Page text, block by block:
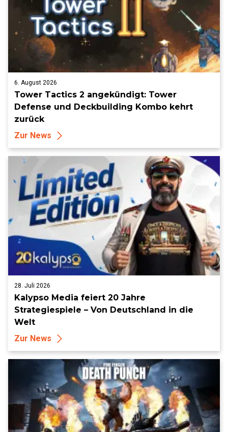
6. August 2026
Tower Tactics 2 angekündigt: Tower
Defense und Deckbuilding Kombo kehrt
zurück
Zur News
28. Juli 2026
Kalypso Media feiert 20 Jahre
Strategiespiele – Von Deutschland in die
Welt
Zur News